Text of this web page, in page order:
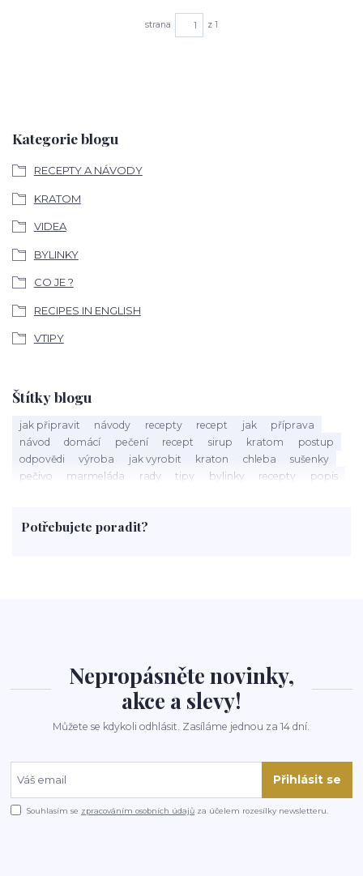
Kategorie blogu
RECEPTY A NÁVODY
KRATOM
VIDEA
BYLINKY
CO JE ?
RECIPES IN ENGLISH
VTIPY
Štítky blogu
jak připravit návody recepty recept jak
příprava
návod
domácí pečení recept sirup kratom
postup
odpovědi
výroba jak vyrobit kraton chleba
sušenky
pečivo
marmeláda rady tipy bylinky recepty
popis
rohlíky
grilování čaj
Potřebujete poradit?
strana z 1
Nepropásněte novinky,
akce a slevy!
Můžete se kdykoli odhlásit. Zasíláme jednou za 14 dní.
Přihlásit se
Souhlasím se zpracováním osobních údajů za účelem rozesílky newsletteru.